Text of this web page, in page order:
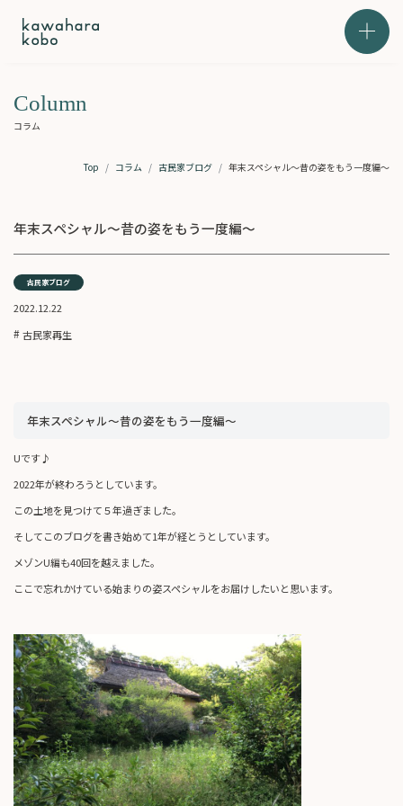
メニュ
Column
コラム
Top コラム 古民家ブログ 年末スペシャル～昔の姿をもう一度編～
年末スペシャル～昔の姿をもう一度編～
古民家ブログ
2022.12.22
古民家再生
年末スペシャル～昔の姿をもう一度編～
Uです♪
2022年が終わろうとしています。
この土地を見つけて５年過ぎました。
そしてこのブログを書き始めて1年が経とうとしています。
メゾンU編も40回を越えました。
ここで忘れかけている始まりの姿スペシャルをお届けしたいと思います。